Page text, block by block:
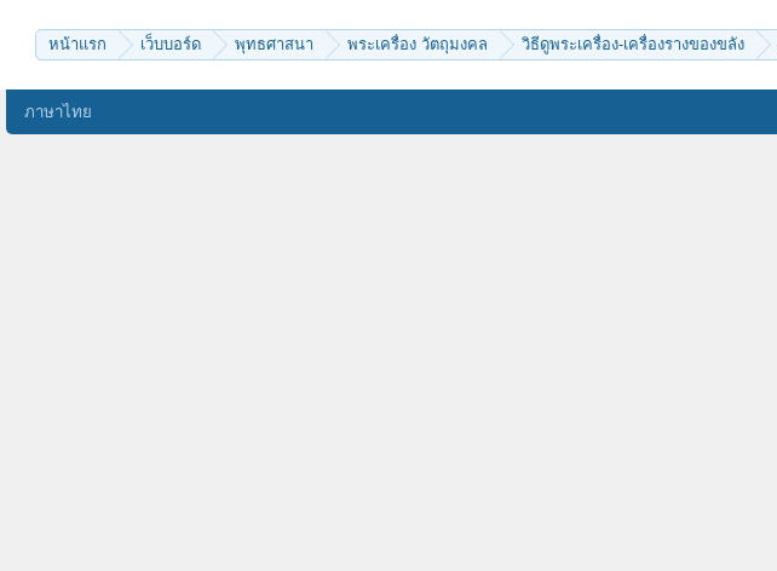
หน้าแรก เว็บบอร์ด พุทธศาสนา พระเครื่อง วัตถุมงคล วิธีดูพระเครื่อง-เครื่องรางของขลัง
ภาษาไทย